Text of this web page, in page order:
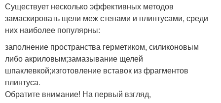
Существует несколько эффективных методов
замаскировать щели меж стенами и плинтусами, среди
них наиболее популярны:
заполнение пространства герметиком, силиконовым
либо акриловым;замазывание щелей
шпаклевкой;изготовление вставок из фрагментов
плинтуса.
Обратите внимание! На первый взгляд,